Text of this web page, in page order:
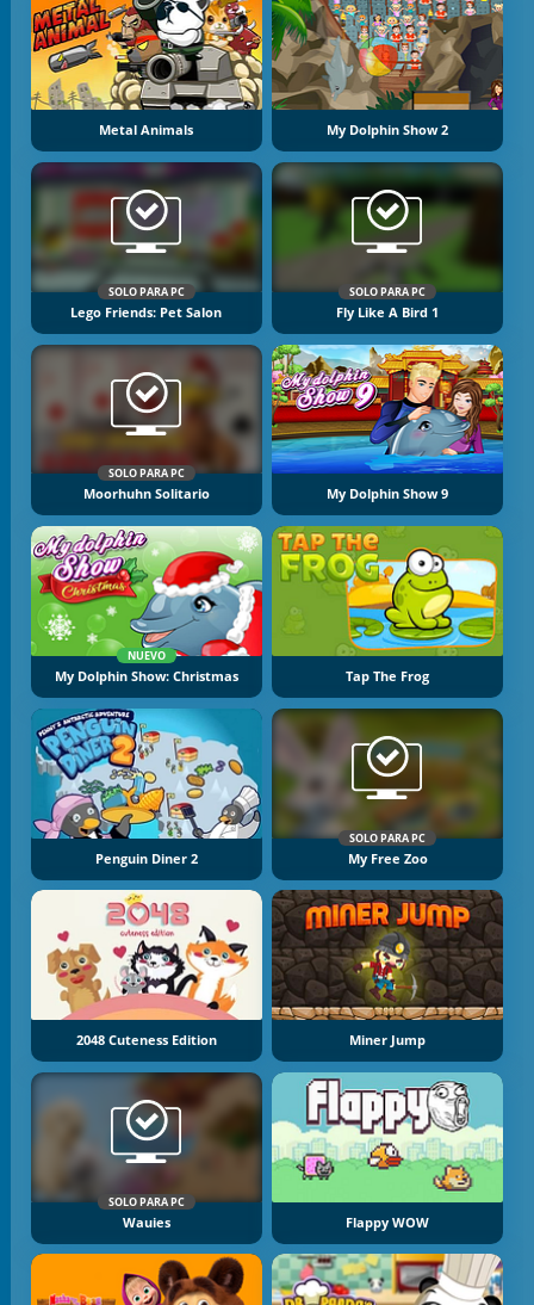
Metal Animals My Dolphin Show 2
SOLO PARA PC
Lego Friends: Pet Salon
SOLO PARA PC
Fly Like A Bird 1
SOLO PARA PC
Moorhuhn Solitario My Dolphin Show 9
NUEVO
My Dolphin Show: Christmas Tap The Frog
Penguin Diner 2
SOLO PARA PC
My Free Zoo
2048 Cuteness Edition Miner Jump
SOLO PARA PC
Wauies Flappy WOW